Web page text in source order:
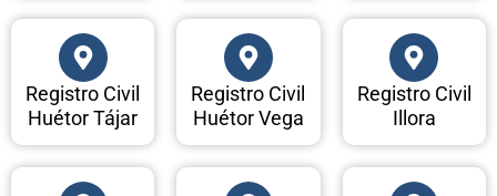
Registro Civil
Huétor Tájar
Registro Civil
Huétor Vega
Registro Civil
Illora